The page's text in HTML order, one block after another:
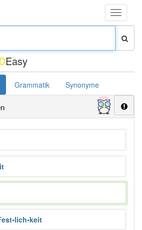
Toggle
Easy
Grammatik Synonyme